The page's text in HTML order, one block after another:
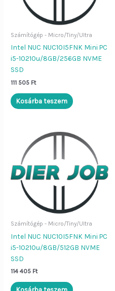
Számítógép - Micro/Tiny/Ultra
Intel NUC NUC10I5FNK Mini PC
i5-10210u/8GB/256GB NVME
SSD
111 505 Ft
Kosárba teszem
Számítógép - Micro/Tiny/Ultra
Intel NUC NUC10I5FNK Mini PC
i5-10210u/8GB/512GB NVME
SSD
114 405 Ft
Dier Job asszisztens